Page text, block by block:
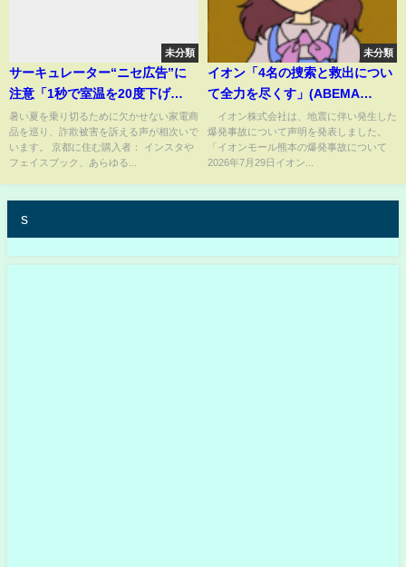
未分類
サーキュレーター“ニセ広告”に
注意「1秒で室温を20度下げ
る」 実際に届いたのは“うち
わ”レベルの風力 #shorts
暑い夏を乗り切るために欠かせない家電商
品を巡り、詐欺被害を訴える声が相次いで
います。 京都に住む購入者： インスタや
フェイスブック、あらゆる...
未分類
イオン「4名の捜索と救出につい
て全力を尽くす」(ABEMA
TIMES)
イオン株式会社は、地震に伴い発生した
爆発事故について声明を発表しました。
「イオンモール熊本の爆発事故について
2026年7月29日イオン...
s